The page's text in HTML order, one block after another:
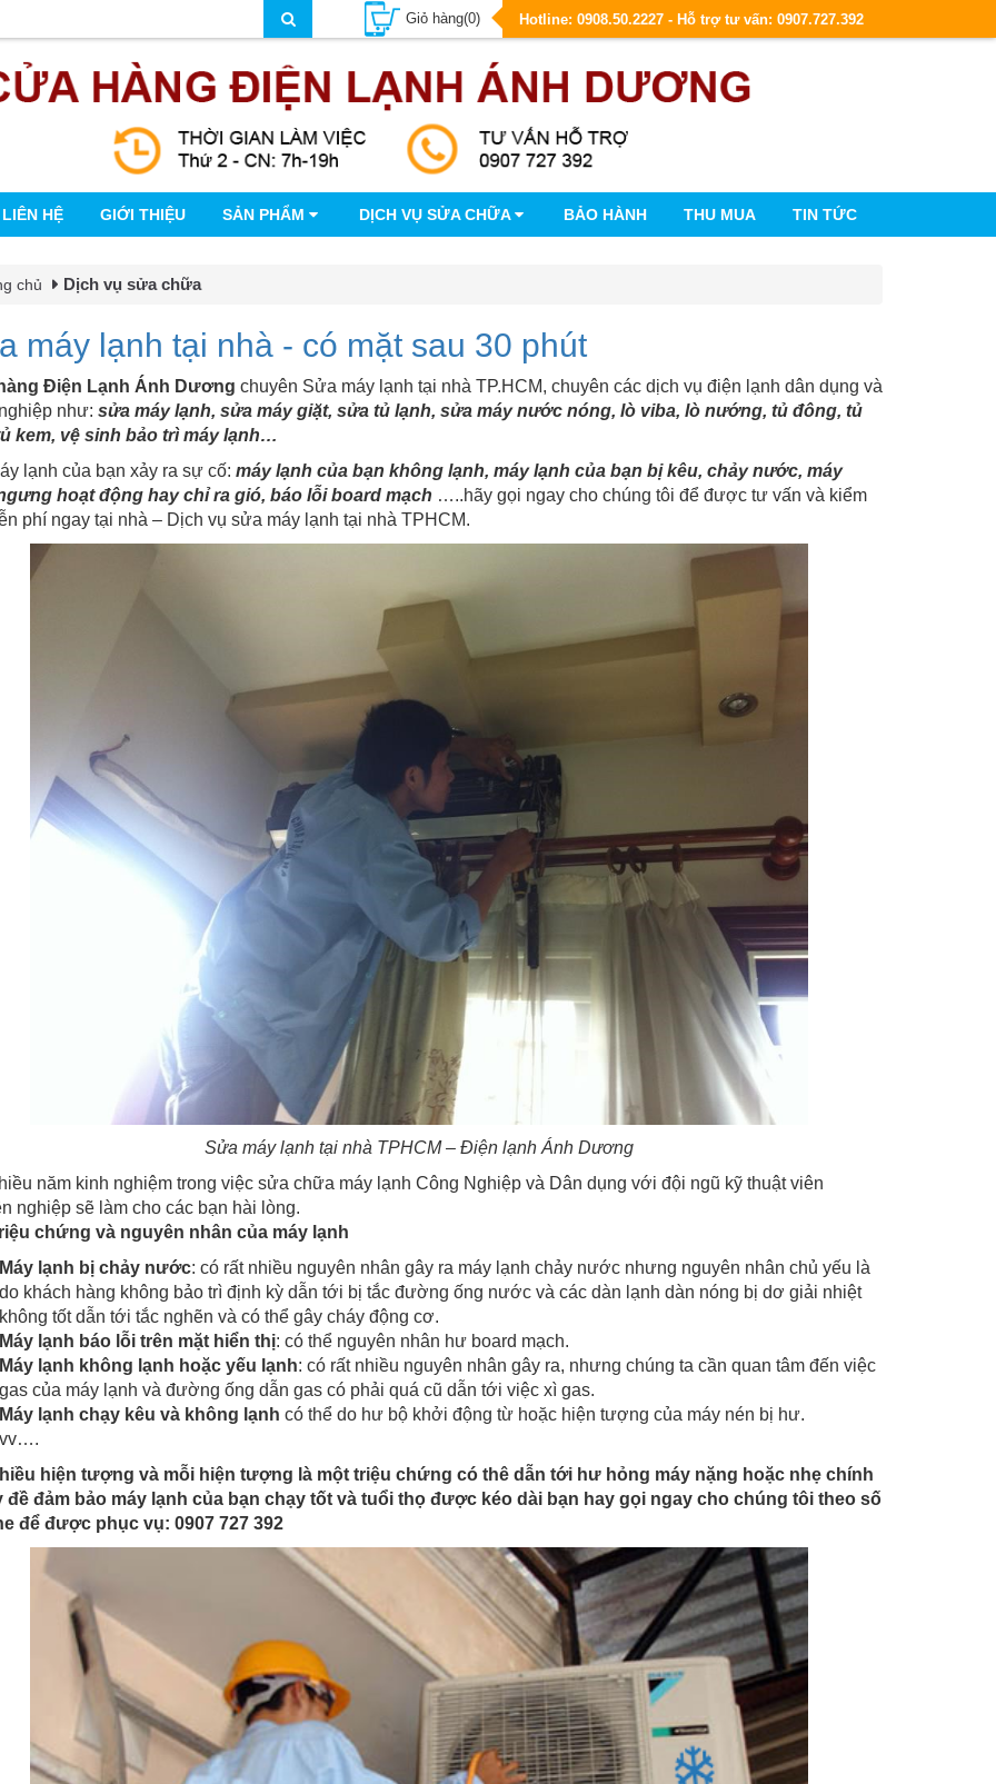
Giỏ hàng(0) Hotline: 0908.50.2227 - Hỗ trợ tư vấn: 0907.727.392
LIÊN HỆ GIỚI THIỆU SẢN PHẨM DỊCH VỤ SỬA CHỮA BẢO HÀNH THU MUA TIN TỨC
chủ Dịch vụ sửa chữa
máy lạnh tại nhà - có mặt sau 30 phút
Điện Lạnh Ánh Dương chuyên Sửa máy lạnh tại nhà TP.HCM, chuyên các dịch vụ điện lạnh dân dụng và
như: sửa máy lạnh, sửa máy giặt, sửa tủ lạnh, sửa máy nước nóng, lò viba, lò nướng, tủ đông, tủ
kem, vệ sinh bảo trì máy lạnh…
lạnh của bạn xảy ra sự cố: máy lạnh của bạn không lạnh, máy lạnh của bạn bị kêu, chảy nước, máy
hoạt động hay chỉ ra gió, báo lỗi board mạch …..hãy gọi ngay cho chúng tôi để được tư vấn và kiểm
phí ngay tại nhà – Dịch vụ sửa máy lạnh tại nhà TPHCM.
Sửa máy lạnh tại nhà TPHCM – Điện lạnh Ánh Dương
năm kinh nghiệm trong việc sửa chữa máy lạnh Công Nghiệp và Dân dụng với đội ngũ kỹ thuật viên
nghiệp sẽ làm cho các bạn hài lòng.
chứng và nguyên nhân của máy lạnh
Máy lạnh bị chảy nước: có rất nhiều nguyên nhân gây ra máy lạnh chảy nước nhưng nguyên nhân chủ yếu là
do khách hàng không bảo trì định kỳ dẫn tới bị tắc đường ống nước và các dàn lạnh dàn nóng bị dơ giải nhiệt
không tốt dẫn tới tắc nghẽn và có thể gây cháy động cơ.
Máy lạnh báo lỗi trên mặt hiển thị: có thể nguyên nhân hư board mạch.
Máy lạnh không lạnh hoặc yếu lạnh: có rất nhiều nguyên nhân gây ra, nhưng chúng ta cần quan tâm đến việc
gas của máy lạnh và đường ống dẫn gas có phải quá cũ dẫn tới việc xì gas.
Máy lạnh chạy kêu và không lạnh có thể do hư bộ khởi động từ hoặc hiện tượng của máy nén bị hư.
vv….
hiện tượng và mỗi hiện tượng là một triệu chứng có thê dẫn tới hư hỏng máy nặng hoặc nhẹ chính
đề đảm bảo máy lạnh của bạn chạy tốt và tuổi thọ được kéo dài bạn hay gọi ngay cho chúng tôi theo số
để được phục vụ: 0907 727 392